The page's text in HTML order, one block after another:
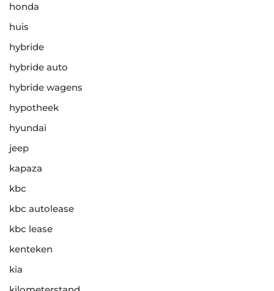
honda
huis
hybride
hybride auto
hybride wagens
hypotheek
hyundai
jeep
kapaza
kbc
kbc autolease
kbc lease
kenteken
kia